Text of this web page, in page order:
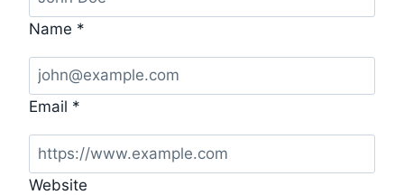
Name *
Email *
Website